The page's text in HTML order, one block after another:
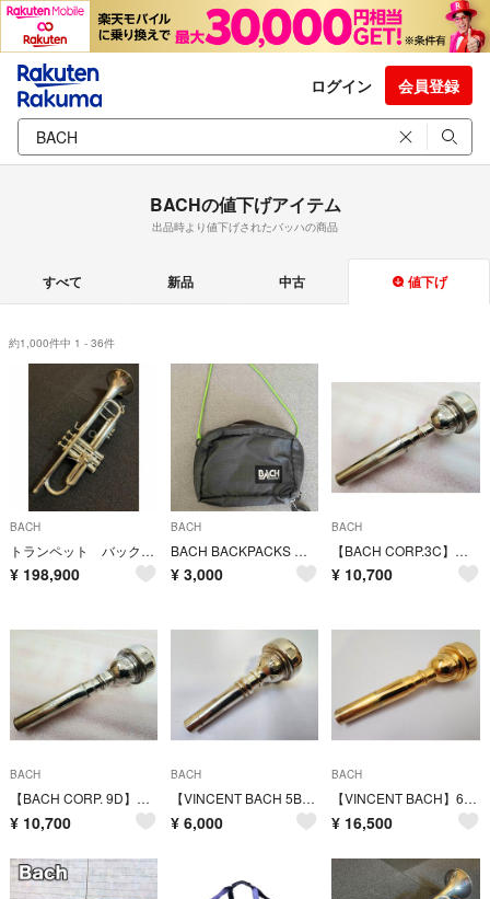
ログイン 会員登録
BACHの値下げアイテム
出品時より値下げされたバッハの商品
すべて 新品 中古 値下げ
約1,000件中 1 - 36件
BACH
トランペット バック 180ML37 SP ￥56万 Trumpet BACH
¥ 198,900
BACH
BACH BACKPACKS サコッシュ
¥ 3,000
BACH
【BACH CORP.3C】トランペット マウスピース
¥ 10,700
BACH
【BACH CORP. 9D】トランペット マウスピース
¥ 10,700
BACH
【VINCENT BACH 5B】コルネット マウスピース
¥ 6,000
BACH
【VINCENT BACH】6C トランペット マウスピース 6C
¥ 16,500